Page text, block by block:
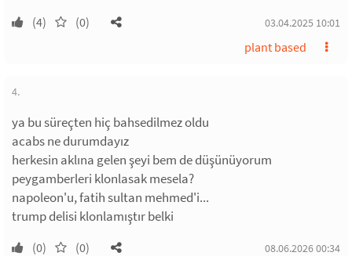
(4) (0) 03.04.2025 10:01
plant based
4.
ya bu süreçten hiç bahsedilmez oldu
acabs ne durumdayız
herkesin aklına gelen şeyi bem de düşünüyorum
peygamberleri klonlasak mesela?
napoleon'u, fatih sultan mehmed'i...
trump delisi klonlamıştır belki
(0) (0) 08.06.2026 00:34